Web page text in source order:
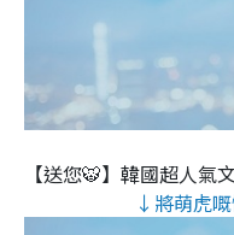
【送您🐯】韓國超人氣
↓將萌虎